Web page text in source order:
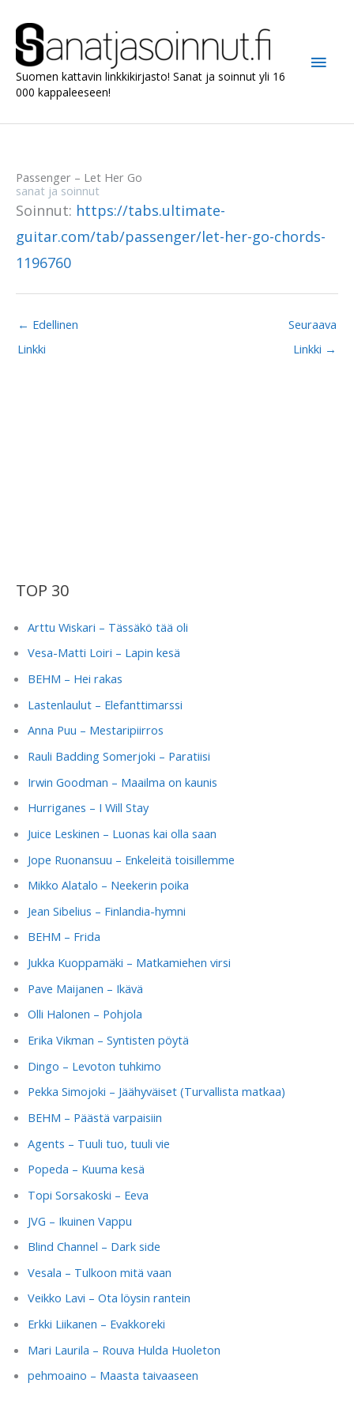
sisältöön
Suomen kattavin linkkikirjasto! Sanat ja soinnut yli 16
000 kappaleeseen!
Passenger – Let Her Go
sanat ja soinnut
Soinnut: https://tabs.ultimate-
guitar.com/tab/passenger/let-her-go-chords-
1196760
← Edellinen
Linkki
Seuraava
Linkki →
TOP 30
Arttu Wiskari – Tässäkö tää oli
Vesa-Matti Loiri – Lapin kesä
BEHM – Hei rakas
Lastenlaulut – Elefanttimarssi
Anna Puu – Mestaripiirros
Rauli Badding Somerjoki – Paratiisi
Irwin Goodman – Maailma on kaunis
Hurriganes – I Will Stay
Juice Leskinen – Luonas kai olla saan
Jope Ruonansuu – Enkeleitä toisillemme
Mikko Alatalo – Neekerin poika
Jean Sibelius – Finlandia-hymni
BEHM – Frida
Jukka Kuoppamäki – Matkamiehen virsi
Pave Maijanen – Ikävä
Olli Halonen – Pohjola
Erika Vikman – Syntisten pöytä
Dingo – Levoton tuhkimo
Pekka Simojoki – Jäähyväiset (Turvallista matkaa)
BEHM – Päästä varpaisiin
Agents – Tuuli tuo, tuuli vie
Popeda – Kuuma kesä
Topi Sorsakoski – Eeva
JVG – Ikuinen Vappu
Blind Channel – Dark side
Vesala – Tulkoon mitä vaan
Veikko Lavi – Ota löysin rantein
Erkki Liikanen – Evakkoreki
Mari Laurila – Rouva Hulda Huoleton
pehmoaino – Maasta taivaaseen